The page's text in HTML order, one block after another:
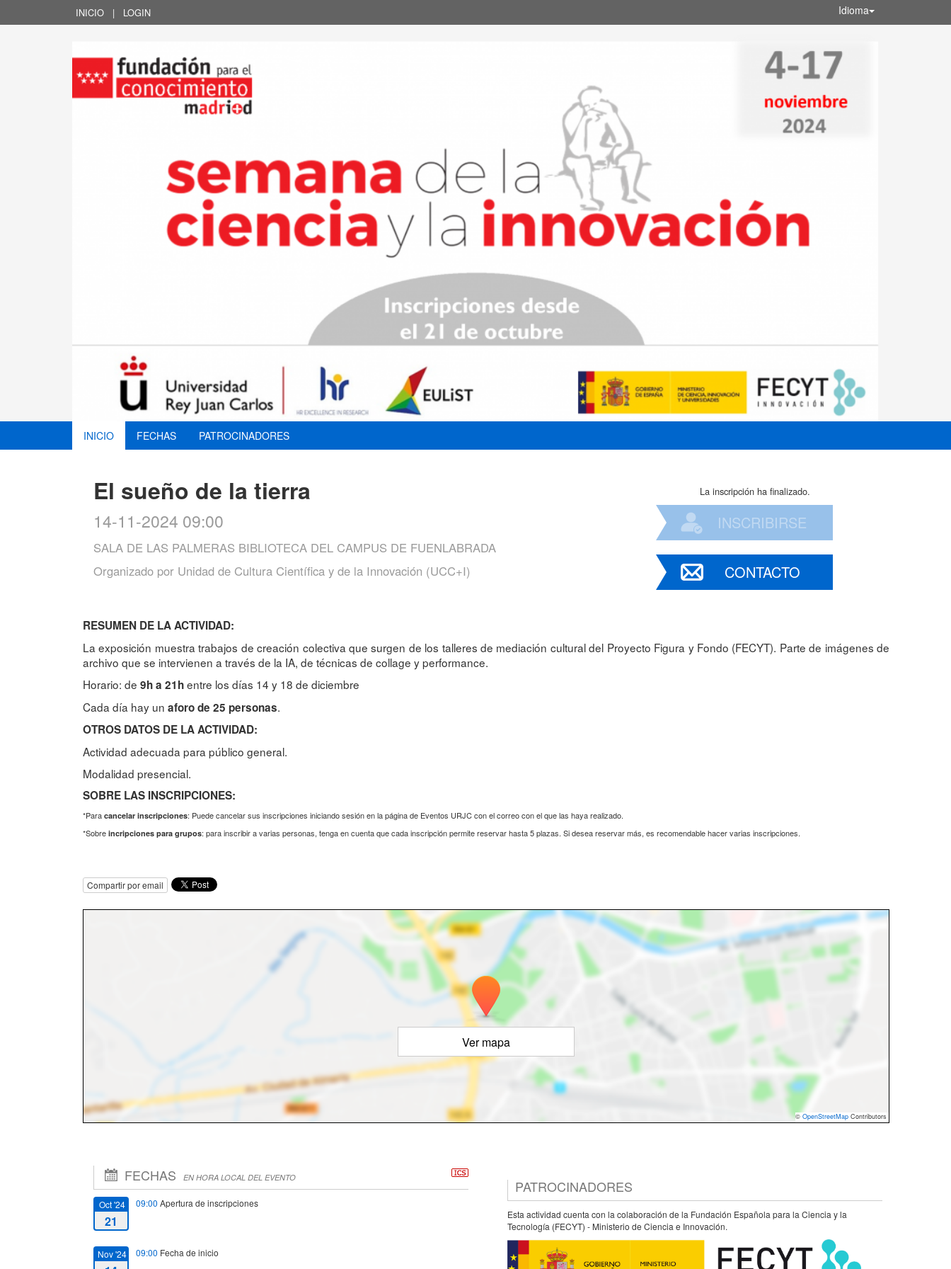
INICIO | LOGIN Idioma
INICIO FECHAS PATROCINADORES
El sueño de la tierra
14-11-2024 09:00
SALA DE LAS PALMERAS BIBLIOTECA DEL CAMPUS DE FUENLABRADA
Organizado por Unidad de Cultura Científica y de la Innovación (UCC+I)
La inscripción ha finalizado.
INSCRIBIRSE
CONTACTO
RESUMEN DE LA ACTIVIDAD:
La exposición muestra trabajos de creación colectiva que surgen de los talleres de mediación cultural del Proyecto Figura y Fondo (FECYT). Parte de imágenes de
archivo que se intervienen a través de la IA, de técnicas de collage y performance.
Horario: de 9h a 21hentre los días 14 y 18 de diciembre
Cada día hay un aforo de 25 personas.
OTROS DATOS DE LA ACTIVIDAD:
Actividad adecuada para público general.
Modalidad presencial.
SOBRE LAS INSCRIPCIONES:
*Para cancelar inscripciones: Puede cancelar sus inscripciones iniciando sesión en la página de Eventos URJC con el correo con el que las haya realizado.
*Sobre incripciones para grupos: para inscribir a varias personas, tenga en cuenta que cada inscripción permite reservar hasta 5 plazas. Si desea reservar más, es recomendable hacer varias inscripciones.
Compartir por email
Ver mapa
© OpenStreetMap Contributors
FECHAS EN HORA LOCAL DEL EVENTO
Oct '24
21
09:00 Apertura de inscripciones
Nov '24 09:00 Fecha de inicio
PATROCINADORES
Esta actividad cuenta con la colaboración de la Fundación Española para la Ciencia y la
Tecnología (FECYT) - Ministerio de Ciencia e Innovación.